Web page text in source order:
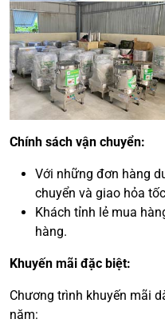
Chính sách vận chuyển:
Với những đơn hàng
chuyển và giao hỏa
Khách tỉnh lẻ mua
hàng.
Khuyến mãi đặc biệt:
Chương trình khuyến mãi
năm: